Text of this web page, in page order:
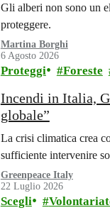
Gli alberi non sono un
proteggere.
Martina Borghi
6 Agosto 2026
Proteggi Foreste
Incendi in Italia,
globale”
La crisi climatica crea
sufficiente intervenire
Greenpeace Italy
22 Luglio 2026
Scegli